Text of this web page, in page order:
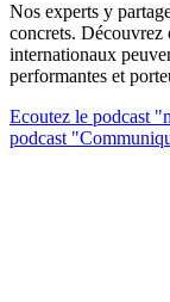
Nos experts y
concrets. Découvrez
internationaux
performantes et
Ecoutez le podcast
podcast